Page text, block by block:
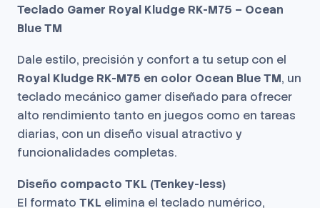
Teclado Gamer Royal Kludge RK-M75 – Ocean
Blue TM
Dale estilo, precisión y confort a tu setup con el
Royal Kludge RK-M75 en color Ocean Blue TM, un
teclado mecánico gamer diseñado para ofrecer
alto rendimiento tanto en juegos como en tareas
diarias, con un diseño visual atractivo y
funcionalidades completas.
Diseño compacto TKL (Tenkey-less)
El formato TKL elimina el teclado numérico,